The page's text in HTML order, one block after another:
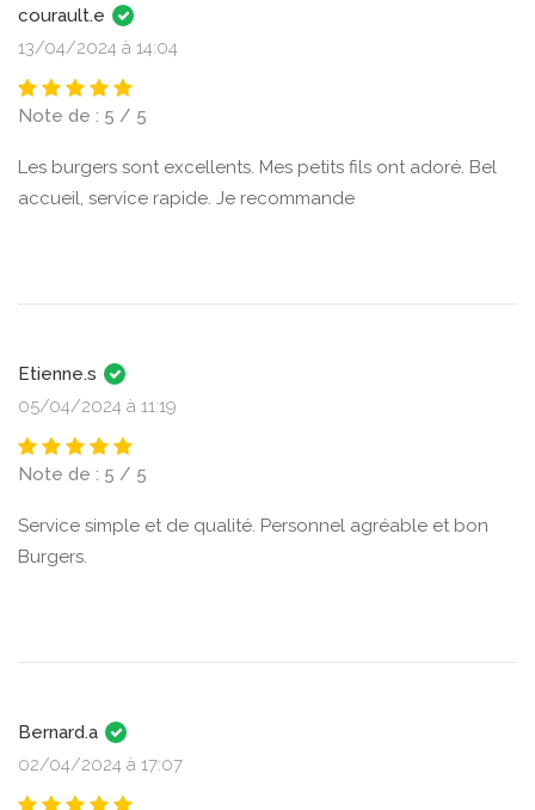
courault.e
13/04/2024 à 14:04
Note de : 5 / 5
Les burgers sont excellents. Mes petits fils ont adoré. Bel
accueil, service rapide. Je recommande
Etienne.s
05/04/2024 à 11:19
Note de : 5 / 5
Service simple et de qualité. Personnel agréable et bon
Burgers.
Bernard.a
02/04/2024 à 17:07